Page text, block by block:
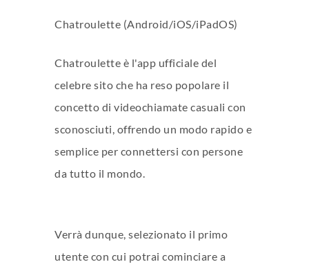
Chatroulette (Android/iOS/iPadOS)
Chatroulette è l'app ufficiale del
celebre sito che ha reso popolare il
concetto di videochiamate casuali con
sconosciuti, offrendo un modo rapido e
semplice per connettersi con persone
da tutto il mondo.
Verrà dunque, selezionato il primo
utente con cui potrai cominciare a